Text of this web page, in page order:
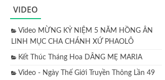
VIDEO
Video MỪNG KỶ NIỆM 5 NĂM HỒNG ÂN
LINH MỤC CHA CHÁNH XỨ PHAOLÔ
Kết Thúc Tháng Hoa DÂNG MẸ MARIA
Video - Ngày Thế Giới Truyền Thông Lần 49